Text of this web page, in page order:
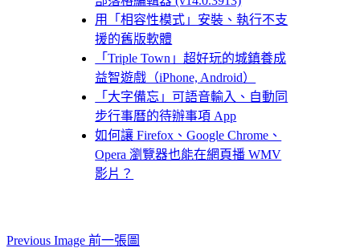
用「相容性模式」安裝、執行不支
援的舊版軟體
「Triple Town」超好玩的城鎮養成
益智遊戲（iPhone, Android）
「大字備忘」可語音輸入、自動同
步行事曆的待辦事項 App
如何讓 Firefox、Google Chrome、
Opera 瀏覽器也能在網頁播 WMV
影片？
Previous Image 前一張圖